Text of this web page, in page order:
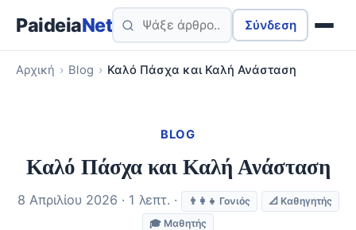
PaideiaNet Σύνδεση
Αρχική › Blog › Καλό Πάσχα και Καλή Ανάσταση
BLOG
Καλό Πάσχα και Καλή Ανάσταση
8 Απριλίου 2026 · 1 λεπτ. · 👨‍👩‍👧 Γονιός
📐 Καθηγητής
🎓 Μαθητής